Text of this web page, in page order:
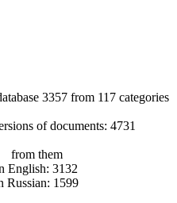
3357 from 117 categories
of documents: 4731
from them
English: 3132
Russian: 1599